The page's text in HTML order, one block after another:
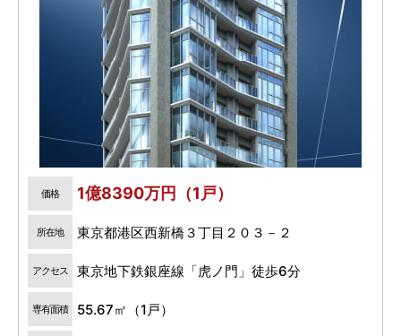
価格 1億8390万円（1戸）
所在地 東京都港区西新橋３丁目２０３－２
アクセス 東京地下鉄銀座線「虎ノ門」徒歩6分
専有面積 55.67㎡（1戸）